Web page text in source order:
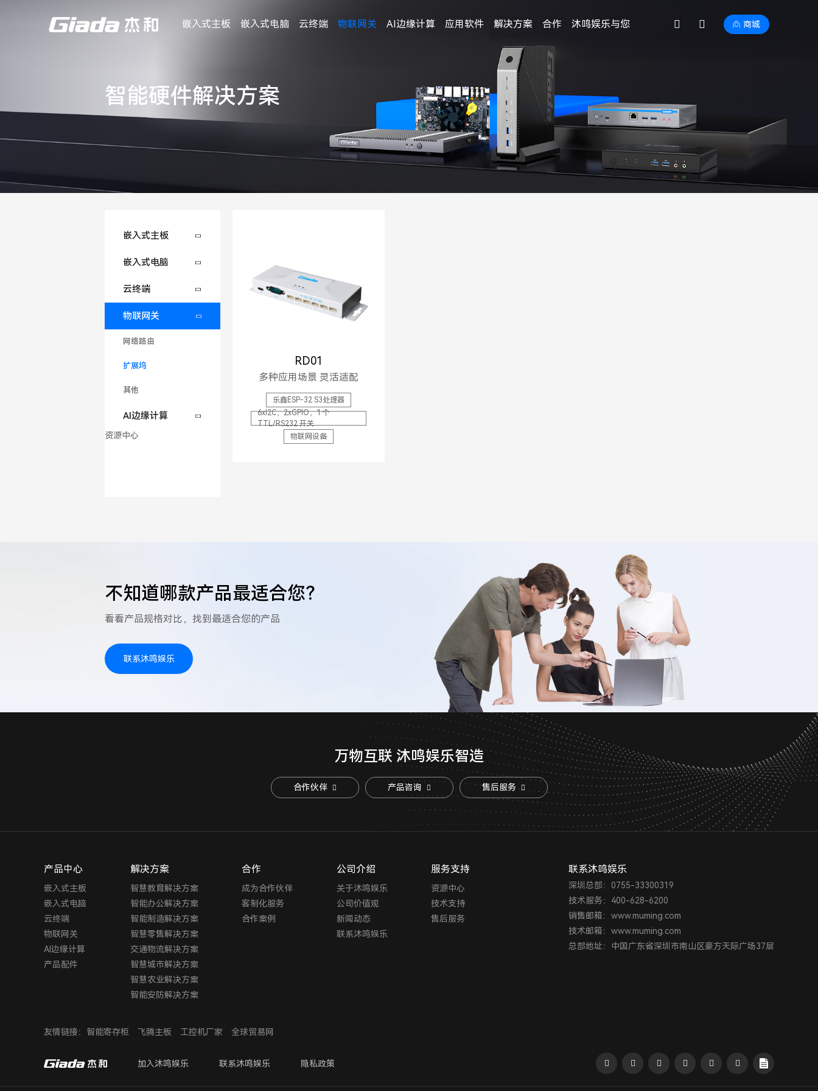
商城
嵌入式主板 嵌入式电脑 云终端 物联网关 AI边缘计算 应用软件 解决方案 合作 沐鸣娱乐与您
智能硬件解决方案
嵌入式主板
嵌入式电脑
云终端
物联网关
网络路由
扩展坞
其他
AI边缘计算
资源中心
RD01
多种应用场景 灵活适配
乐鑫ESP-32 S3处理器
6xI2C，2xGPIO，1 个
TTL/RS232 开关
物联网设备
不知道哪款产品最适合您？
看看产品规格对比，找到最适合您的产品
联系沐鸣娱乐
万物互联 沐鸣娱乐智造
合作伙伴 产品咨询 售后服务
产品中心
嵌入式主板
嵌入式电脑
云终端
物联网关
AI边缘计算
产品配件
解决方案
智慧教育解决方案
智能办公解决方案
智能制造解决方案
智慧零售解决方案
交通物流解决方案
智慧城市解决方案
智慧农业解决方案
智能安防解决方案
合作
成为合作伙伴
客制化服务
合作案例
公司介绍
关于沐鸣娱乐
公司价值观
新闻动态
联系沐鸣娱乐
服务支持
资源中心
技术支持
售后服务
联系沐鸣娱乐
深圳总部：0755-33300319
技术服务：400-628-6200
销售邮箱：www.muming.com
技术邮箱：www.muming.com
总部地址：中国广东省深圳市南山区豪方天际广场37层
友情链接： 智能寄存柜 飞腾主板 工控机厂家 全球贸易网
加入沐鸣娱乐 联系沐鸣娱乐 隐私政策